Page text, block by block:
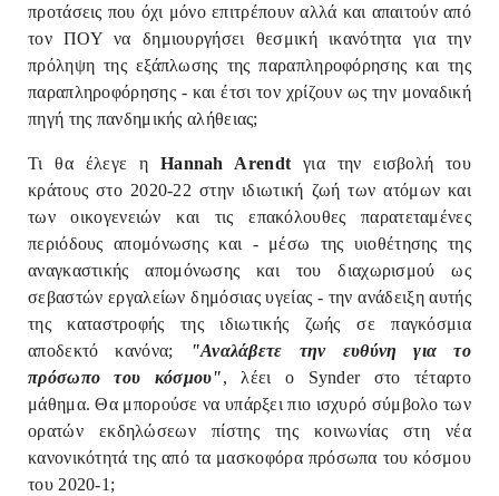
προτάσεις που όχι μόνο επιτρέπουν αλλά και απαιτούν από
τον ΠΟΥ να δημιουργήσει θεσμική ικανότητα για την
πρόληψη της εξάπλωσης της παραπληροφόρησης και της
παραπληροφόρησης - και έτσι τον χρίζουν ως την μοναδική
πηγή της πανδημικής αλήθειας;
Τι θα έλεγε η Hannah Arendt για την εισβολή του
κράτους στο 2020-22 στην ιδιωτική ζωή των ατόμων και
των οικογενειών και τις επακόλουθες παρατεταμένες
περιόδους απομόνωσης και - μέσω της υιοθέτησης της
αναγκαστικής απομόνωσης και του διαχωρισμού ως
σεβαστών εργαλείων δημόσιας υγείας - την ανάδειξη αυτής
της καταστροφής της ιδιωτικής ζωής σε παγκόσμια
αποδεκτό κανόνα;
"Αναλάβετε την ευθύνη για το
πρόσωπο του κόσμου", λέει ο Synder στο τέταρτο
μάθημα. Θα μπορούσε να υπάρξει πιο ισχυρό σύμβολο των
ορατών εκδηλώσεων πίστης της κοινωνίας στη νέα
κανονικότητά της από τα μασκοφόρα πρόσωπα του κόσμου
του 2020-1;